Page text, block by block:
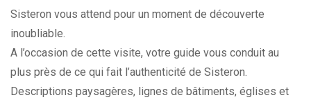
269.00€
299.00€
Sisteron vous attend pour un moment de découverte
inoubliable.
A l’occasion de cette visite, votre guide vous conduit au
plus près de ce qui fait l’authenticité de Sisteron.
Descriptions paysagères, lignes de bâtiments, églises et